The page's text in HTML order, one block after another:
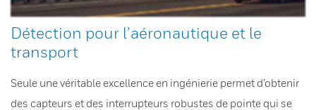
Détection pour l’aéronautique et le
transport
Seule une véritable excellence en ingénierie permet d’obtenir
des capteurs et des interrupteurs robustes de pointe qui se